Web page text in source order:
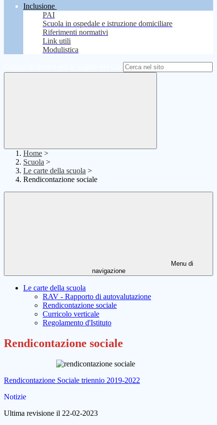
Inclusione
PAI
Scuola in ospedale e istruzione domiciliare
Riferimenti normativi
Link utili
Modulistica
Home >
Scuola >
Le carte della scuola >
Rendicontazione sociale
Menu di
navigazione
Le carte della scuola
RAV - Rapporto di autovalutazione
Rendicontazione sociale
Curricolo verticale
Regolamento d'Istituto
Rendicontazione sociale
Rendicontazione Sociale triennio 2019-2022
Notizie
Ultima revisione il 22-02-2023